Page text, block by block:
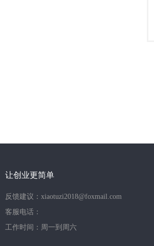
让创业更简单
反馈建议：xiaotuzi2018@foxmail.com
客服电话：
工作时间：周一到周六